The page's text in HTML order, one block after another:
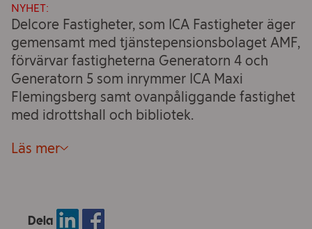
NYHET:
Delcore Fastigheter, som ICA Fastigheter äger
gemensamt med tjänstepensionsbolaget AMF,
förvärvar fastigheterna Generatorn 4 och
Generatorn 5 som inrymmer ICA Maxi
Flemingsberg samt ovanpåliggande fastighet
med idrottshall och bibliotek.
Läs mer
Dela